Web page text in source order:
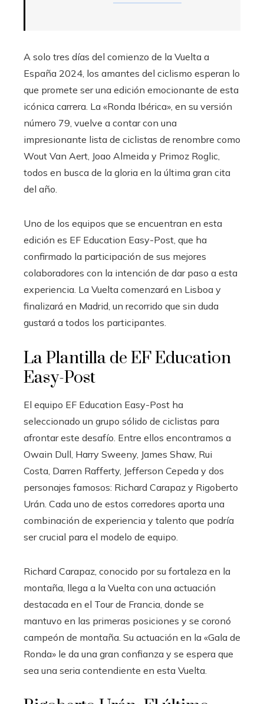
A solo tres días del comienzo de la Vuelta a
España 2024, los amantes del ciclismo esperan lo
que promete ser una edición emocionante de esta
icónica carrera. La «Ronda Ibérica», en su versión
número 79, vuelve a contar con una
impresionante lista de ciclistas de renombre como
Wout Van Aert, Joao Almeida y Primoz Roglic,
todos en busca de la gloria en la última gran cita
del año.
Uno de los equipos que se encuentran en esta
edición es EF Education Easy-Post, que ha
confirmado la participación de sus mejores
colaboradores con la intención de dar paso a esta
experiencia. La Vuelta comenzará en Lisboa y
finalizará en Madrid, un recorrido que sin duda
gustará a todos los participantes.
La Plantilla de EF Education
Easy-Post
El equipo EF Education Easy-Post ha
seleccionado un grupo sólido de ciclistas para
afrontar este desafío. Entre ellos encontramos a
Owain Dull, Harry Sweeny, James Shaw, Rui
Costa, Darren Rafferty, Jefferson Cepeda y dos
personajes famosos: Richard Carapaz y Rigoberto
Urán. Cada uno de estos corredores aporta una
combinación de experiencia y talento que podría
ser crucial para el modelo de equipo.
Richard Carapaz, conocido por su fortaleza en la
montaña, llega a la Vuelta con una actuación
destacada en el Tour de Francia, donde se
mantuvo en las primeras posiciones y se coronó
campeón de montaña. Su actuación en la «Gala de
Ronda» le da una gran confianza y se espera que
sea una seria contendiente en esta Vuelta.